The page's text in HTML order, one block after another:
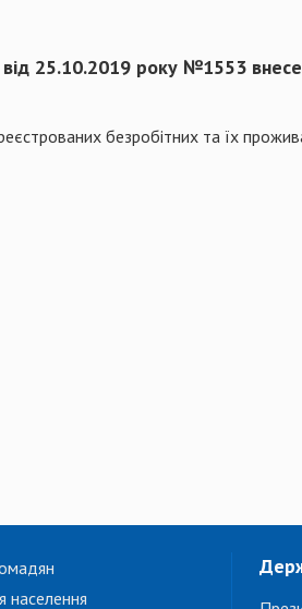
25.10.2019 року №1553
безробітних та їх
населення